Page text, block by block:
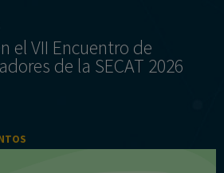
el VII Encuentro de
de la SECAT 2026